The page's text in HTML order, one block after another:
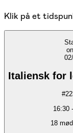
Klik på et
Italiensk for
#
16:30 -
18